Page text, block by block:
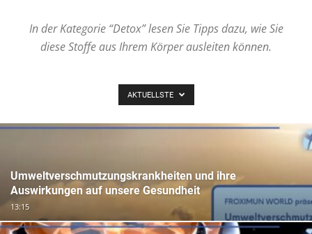
In der Kategorie “Detox” lesen Sie Tipps dazu, wie Sie
diese Stoffe aus Ihrem Körper ausleiten können.
AKTUELLSTE
Umweltverschmutzungskrankheiten und ihre
Auswirkungen auf unsere Gesundheit
13:15